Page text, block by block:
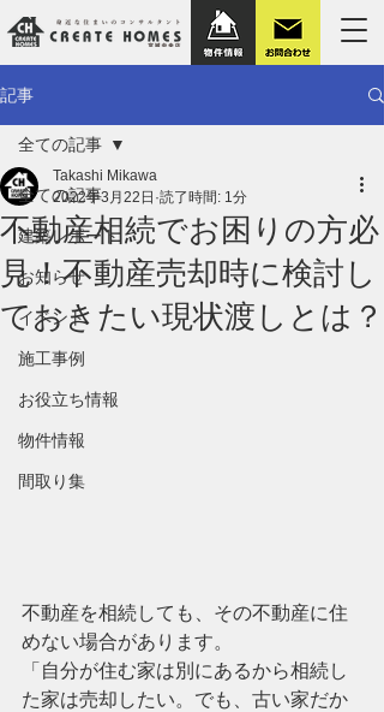
記事
全ての記事
建築レポート
お知らせ
イベント
施工事例
お役立ち情報
物件情報
間取り集
全ての記事
不動産相続でお困りの方必
見！不動産売却時に検討し
ておきたい現状渡しとは？
Takashi Mikawa
2022年3月22日 読了時間: 1分
不動産を相続しても、その不動産に住
めない場合があります。
「自分が住む家は別にあるから相続し
た家は売却したい。でも、古い家だか